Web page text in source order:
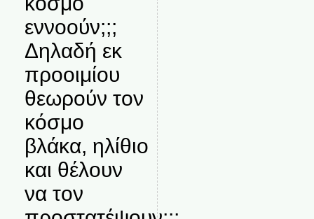
εννοούν;;;
Δηλαδή εκ
προοιμίου
θεωρούν τον
κόσμο
βλάκα, ηλίθιο
και θέλουν
να τον